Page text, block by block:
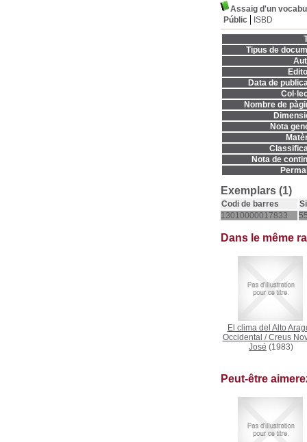
Assaig d'un
Públic
ISBD
Tipus de
Data de
Nombre de
Nota
Nota de
Exemplars (1)
Codi de barres
13010000017833
Dans le même
El clima del Alto
Occidental /Creus
José (1983)
Peut-être